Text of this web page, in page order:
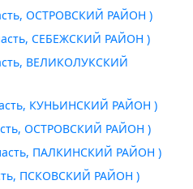
ОСТРОВСКИЙ РАЙОН )
СЕБЕЖСКИЙ РАЙОН )
ВЕЛИКОЛУКСКИЙ
КУНЬИНСКИЙ РАЙОН )
ОСТРОВСКИЙ РАЙОН )
ПАЛКИНСКИЙ РАЙОН )
ПСКОВСКИЙ РАЙОН )